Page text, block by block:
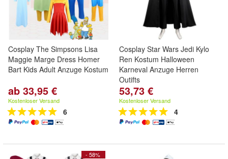
Cosplay The Simpsons Lisa
Maggie Marge Dress Homer
Bart Kids Adult Anzuge Kostum
ab 33,95 €
Kostenloser Versand
6
Cosplay Star Wars Jedi Kylo
Ren Kostum Halloween
Karneval Anzuge Herren
Outifts
53,73 €
Kostenloser Versand
4
- 58%